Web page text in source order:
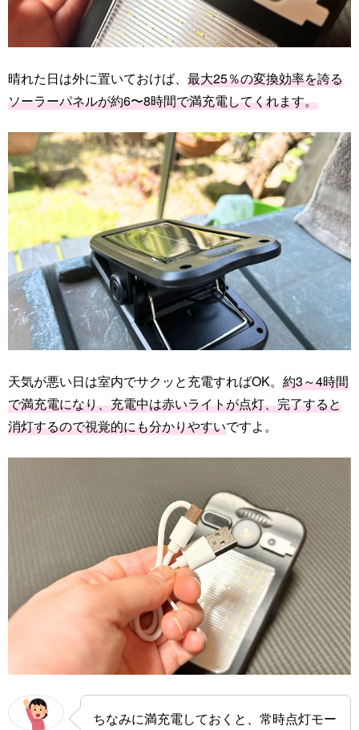
晴れた日は外に置いておけば、 最大25％の変換効率を誇る
ソーラーパネルが約6〜8時間で満充電してくれます。
天気が悪い日は室内でサクッと充電すればOK。 約3～4時間
で満充電になり、充電中は赤いライトが点灯、完了すると
消灯するので視覚的にも分かりやすいですよ。
ちなみに満充電しておくと、常時点灯モー